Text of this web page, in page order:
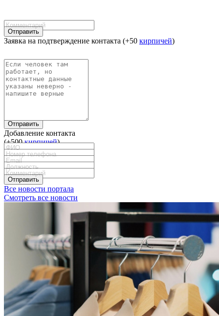
Отправить
Заявка на подтверждение контакта (+50 кирпичей)
Отправить
Добавление контакта
(+500кирпичей)
Отправить
Все новости портала
Смотреть все новости